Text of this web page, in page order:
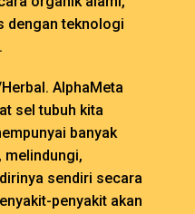
dengan teknologi
AlphaMeta
sel tubuh kita
banyak
melindungi,
sendiri secara
penyakit akan